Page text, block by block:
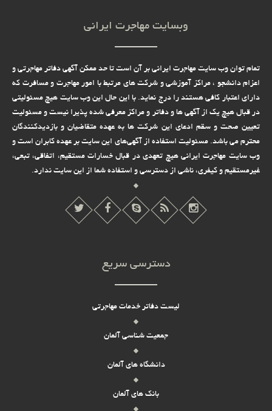
وبسایت مهاجرت ایرانی
تمام توان وب سایت مهاجرت ایرانی بر آن است تا حد ممکن آگهی دفاتر مهاجرتی و
اعزام دانشجو ، مراکز آموزشی و شرکت های مرتبط با امور مهاجرت و مسافرت که
دارای اعتبار کافی هستند را درج نماید. با این حال این وب سایت هیچ مسئولیتی
در قبال هیچ یک از آگهی ها و دفاتر و مراکز معرفی شده پذیرا نیست و مسئولیت
تعیین صحت و سقم ادعای این شرکت ها به عهده متقاضیان و بازدیدکنندگان
محترم می باشد. مسئولیت استفاده از آگهی‌های این سایت بر عهده کابران است و
وب سایت مهاجرت ایرانی هیچ تعهدى در قبال خسارات مستقیم، اتفاقى، تبعى،
غیرمستقیم و کیفرى، ناشى از دسترسى و استفاده شما از این سایت ندارد.
دسترسی سریع
لیست دفاتر خدمات مهاجرتی
جمعیت شناسی آلمان
دانشگاه های آلمان
بانک های آلمان